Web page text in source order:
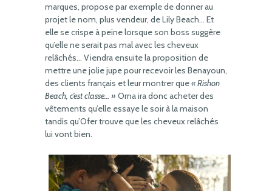
marques, propose par exemple de donner au
projet le nom, plus vendeur, de Lily Beach… Et
elle se crispe à peine lorsque son boss suggère
qu’elle ne serait pas mal avec les cheveux
relâchés… Viendra ensuite la proposition de
mettre une jolie jupe pour recevoir les Benayoun,
des clients français et leur montrer que« Rishon
Beach, c’est classe… » Orna ira donc acheter des
vêtements qu’elle essaye le soir à la maison
tandis qu’Ofer trouve que les cheveux relâchés
lui vont bien.